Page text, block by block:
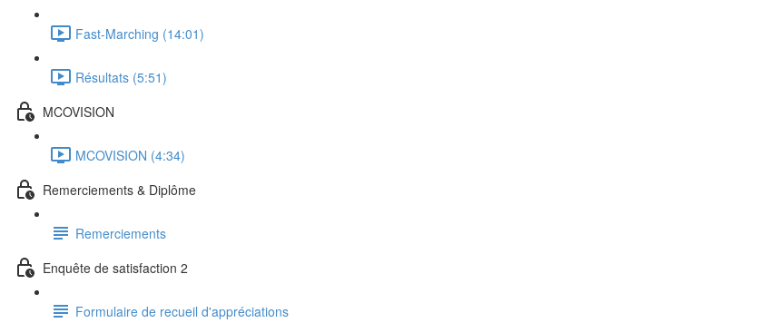
Fast-Marching (14:01)
Résultats (5:51)
MCOVISION
MCOVISION (4:34)
Remerciements & Diplôme
Remerciements
Enquête de satisfaction 2
Formulaire de recueil d'appréciations